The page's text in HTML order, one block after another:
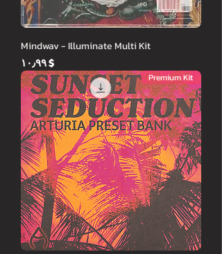
Mindwav - Illuminate Multi Kit
Price
$ ۱۰٫۹۹
Premium Kit